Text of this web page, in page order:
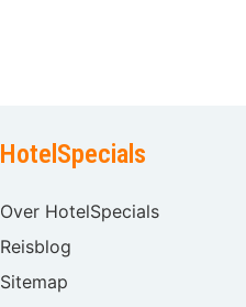
HotelSpecials
Over HotelSpecials
Reisblog
Sitemap